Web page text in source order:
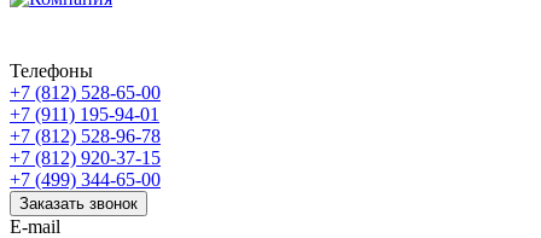
Телефоны
+7 (812) 528-65-00
+7 (911) 195-94-01
+7 (812) 528-96-78
+7 (812) 920-37-15
+7 (499) 344-65-00
Заказать звонок
E-mail